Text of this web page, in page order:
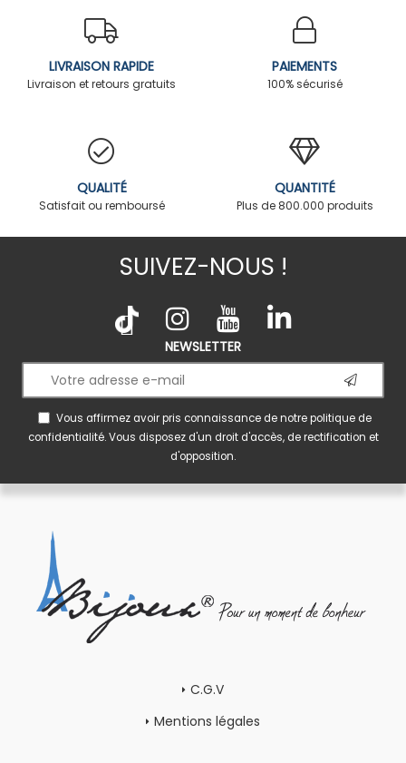
LIVRAISON RAPIDE
Livraison et retours gratuits
PAIEMENTS
100% sécurisé
QUALITÉ
Satisfait ou remboursé
QUANTITÉ
Plus de 800.000 produits
SUIVEZ-NOUS !
NEWSLETTER
Vous affirmez avoir pris connaissance de notrepolitique de
confidentialité. Vous disposez d'un droit d'accès, de rectification et
d'opposition.
C.G.V
Mentions légales